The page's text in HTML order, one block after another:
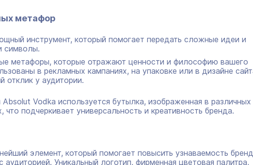
метафор
инструмент, который помогает передать сложные идеи и
символы.
метафоры, которые отражают ценности и философию вашего
в рекламных кампаниях, на упаковке или в дизайне
отклик у аудитории.
Vodka используется бутылка, изображенная в различных
что подчеркивает универсальность и креативность бренда.
элемент, который помогает повысить узнаваемость
Уникальный логотип, фирменная цветовая палитра,